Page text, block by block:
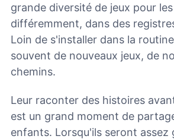
grande diversité de jeux pour
différemment, dans des
Loin de s'installer dans la
souvent de nouveaux jeux, de
chemins.
Leur raconter des histoires
est un grand moment de
enfants. Lorsqu'ils seront assez